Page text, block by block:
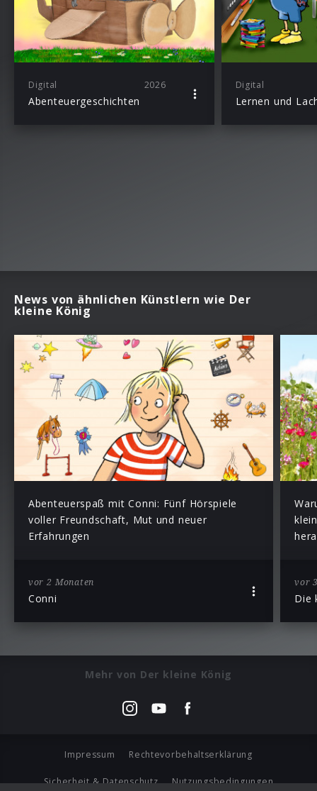
Digital 2026
Abenteuergeschichten
Digital
Lernen und
News von ähnlichen Künstlern wie Der
kleine König
Abenteuerspaß mit Conni: Fünf Hörspiele
voller Freundschaft, Mut und neuer
Erfahrungen
vor 2 Monaten
Conni
vor
Die
Mehr von Der kleine König
Impressum Rechtevorbehaltserklärung
Sicherheit & Datenschutz Nutzungsbedingungen